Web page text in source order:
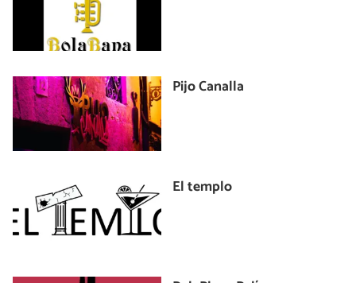
Pijo Canalla
El templo